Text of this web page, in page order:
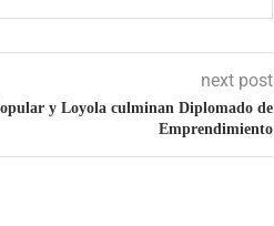
next post
y Loyola culminan Diplomado de
Emprendimiento